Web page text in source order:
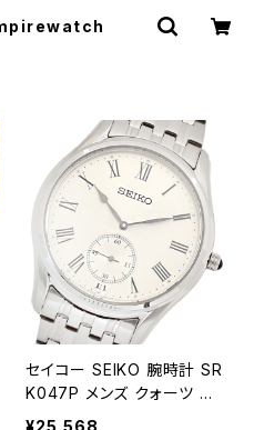
セイコー SEIKO 腕時計 SR
K047P メンズ クォーツ ホ
ワイト シルバー
¥25,568